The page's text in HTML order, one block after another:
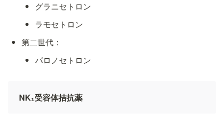
グラニセトロン
ラモセトロン
第二世代：
パロノセトロン
NK₁受容体拮抗薬